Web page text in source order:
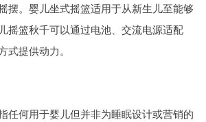
摆。婴儿坐式摇篮适用于从新生儿至能够
摇篮秋千可以通过电池、交流电源适配
式提供动力。
任何用于婴儿但并非为睡眠设计或营销的